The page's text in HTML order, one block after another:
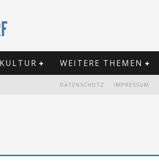
WEITERE THEMEN
IMPRESSUM
DATENSCHUTZ